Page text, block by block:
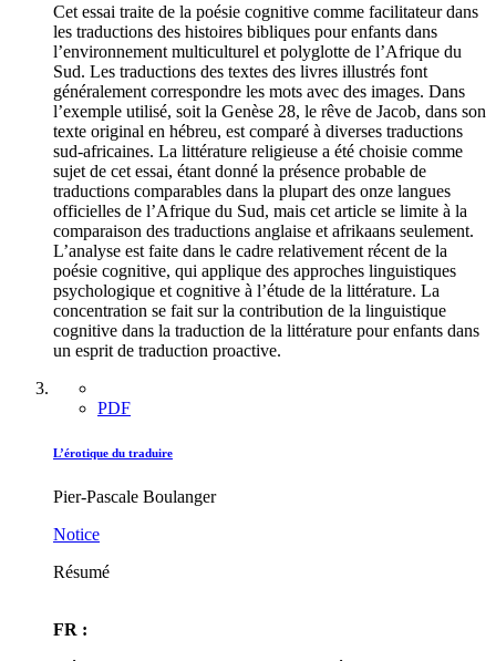
Cet essai traite de la poésie cognitive comme facilitateur dans
les traductions des histoires bibliques pour enfants dans
l’environnement multiculturel et polyglotte de l’Afrique du
Sud. Les traductions des textes des livres illustrés font
généralement correspondre les mots avec des images. Dans
l’exemple utilisé, soit la Genèse 28, le rêve de Jacob, dans son
texte original en hébreu, est comparé à diverses traductions
sud-africaines. La littérature religieuse a été choisie comme
sujet de cet essai, étant donné la présence probable de
traductions comparables dans la plupart des onze langues
officielles de l’Afrique du Sud, mais cet article se limite à la
comparaison des traductions anglaise et afrikaans seulement.
L’analyse est faite dans le cadre relativement récent de la
poésie cognitive, qui applique des approches linguistiques
psychologique et cognitive à l’étude de la littérature. La
concentration se fait sur la contribution de la linguistique
cognitive dans la traduction de la littérature pour enfants dans
un esprit de traduction proactive.
PDF
L’érotique du traduire
Pier-Pascale Boulanger
Notice
Résumé
FR :